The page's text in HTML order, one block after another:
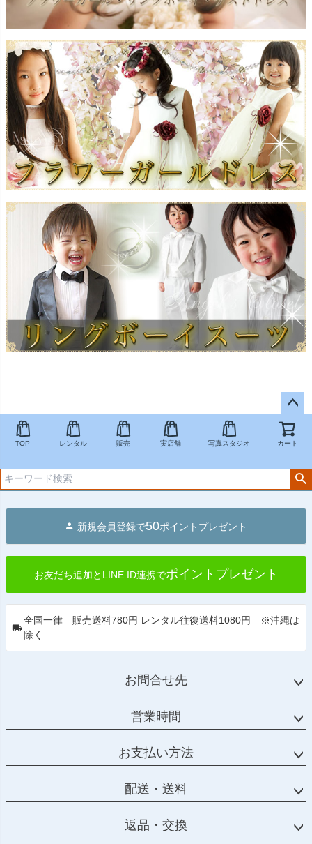
ペー
ジト
TOP レンタル 販売 実店舗 写真スタジオ カート
新規会員登録で50ポイントプレゼント
お友だち追加とLINE ID連携でポイントプレゼント
全国一律 販売送料780円 レンタル往復送料1080円 ※沖縄は
除く
お問合せ先
営業時間
お支払い方法
配送・送料
返品・交換